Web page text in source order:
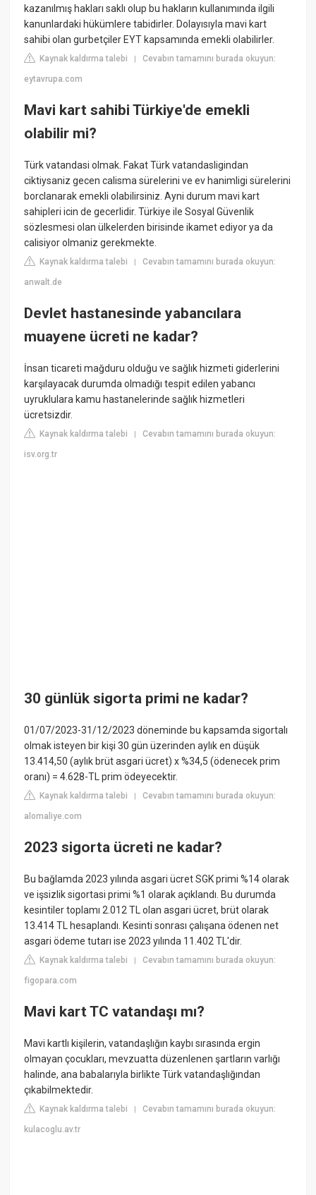
kazanılmış hakları saklı olup bu hakların kullanımında ilgili
kanunlardaki hükümlere tabidirler. Dolayısıyla mavi kart
sahibi olan gurbetçiler EYT kapsamında emekli olabilirler.
Kaynak kaldırma talebi |Cevabın tamamını burada okuyun:
eytavrupa.com
Mavi kart sahibi Türkiye'de emekli
olabilir mi?
Türk vatandasi olmak. Fakat Türk vatandasligindan
ciktiysaniz gecen calisma sürelerini ve ev hanimligi sürelerini
borclanarak emekli olabilirsiniz. Ayni durum mavi kart
sahipleri icin de gecerlidir. Türkiye ile Sosyal Güvenlik
sözlesmesi olan ülkelerden birisinde ikamet ediyor ya da
calisiyor olmaniz gerekmekte.
Kaynak kaldırma talebi |Cevabın tamamını burada okuyun:
anwalt.de
Devlet hastanesinde yabancılara
muayene ücreti ne kadar?
İnsan ticareti mağduru olduğu ve sağlık hizmeti giderlerini
karşılayacak durumda olmadığı tespit edilen yabancı
uyruklulara kamu hastanelerinde sağlık hizmetleri
ücretsizdir.
Kaynak kaldırma talebi |Cevabın tamamını burada okuyun:
isv.org.tr
30 günlük sigorta primi ne kadar?
01/07/2023-31/12/2023 döneminde bu kapsamda sigortalı
olmak isteyen bir kişi 30 gün üzerinden aylık en düşük
13.414,50 (aylık brüt asgari ücret) x %34,5 (ödenecek prim
oranı) = 4.628-TL prim ödeyecektir.
Kaynak kaldırma talebi |Cevabın tamamını burada okuyun:
alomaliye.com
2023 sigorta ücreti ne kadar?
Bu bağlamda 2023 yılında asgari ücret SGK primi %14 olarak
ve işsizlik sigortasi primi %1 olarak açıklandı. Bu durumda
kesintiler toplamı 2.012 TL olan asgari ücret, brüt olarak
13.414 TL hesaplandı. Kesinti sonrası çalışana ödenen net
asgari ödeme tutarı ise 2023 yılında 11.402 TL'dir.
Kaynak kaldırma talebi |Cevabın tamamını burada okuyun:
figopara.com
Mavi kart TC vatandaşı mı?
Mavi kartlı kişilerin, vatandaşlığın kaybı sırasında ergin
olmayan çocukları, mevzuatta düzenlenen şartların varlığı
halinde, ana babalarıyla birlikte Türk vatandaşlığından
çıkabilmektedir.
Kaynak kaldırma talebi |Cevabın tamamını burada okuyun:
kulacoglu.av.tr